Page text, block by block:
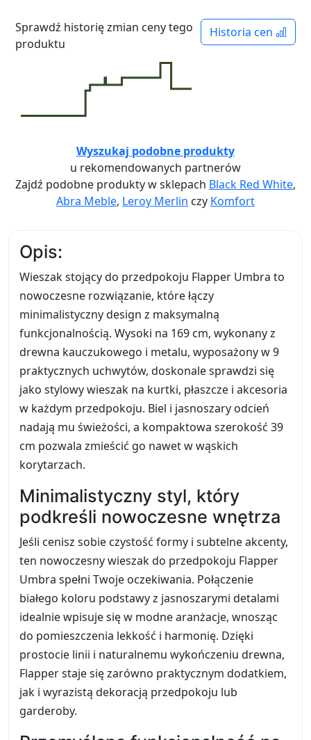
Historia cen
Sprawdź historię zmian ceny tego
produktu
Wyszukaj podobne produkty
u rekomendowanych partnerów
Zajdź podobne produkty w sklepach Black Red White,
Abra Meble, Leroy Merlin czy Komfort
Opis:
Wieszak stojący do przedpokoju Flapper Umbra to
nowoczesne rozwiązanie, które łączy
minimalistyczny design z maksymalną
funkcjonalnością. Wysoki na 169 cm, wykonany z
drewna kauczukowego i metalu, wyposażony w 9
praktycznych uchwytów, doskonale sprawdzi się
jako stylowy wieszak na kurtki, płaszcze i akcesoria
w każdym przedpokoju. Biel i jasnoszary odcień
nadają mu świeżości, a kompaktowa szerokość 39
cm pozwala zmieścić go nawet w wąskich
korytarzach.
Minimalistyczny styl, który
podkreśli nowoczesne wnętrza
Jeśli cenisz sobie czystość formy i subtelne akcenty,
ten nowoczesny wieszak do przedpokoju Flapper
Umbra spełni Twoje oczekiwania. Połączenie
białego koloru podstawy z jasnoszarymi detalami
idealnie wpisuje się w modne aranżacje, wnosząc
do pomieszczenia lekkość i harmonię. Dzięki
prostocie linii i naturalnemu wykończeniu drewna,
Flapper staje się zarówno praktycznym dodatkiem,
jak i wyrazistą dekoracją przedpokoju lub
garderoby.